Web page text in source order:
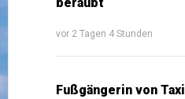
vor 2 Tagen 4 Stunden
Fußgängerin von Taxi